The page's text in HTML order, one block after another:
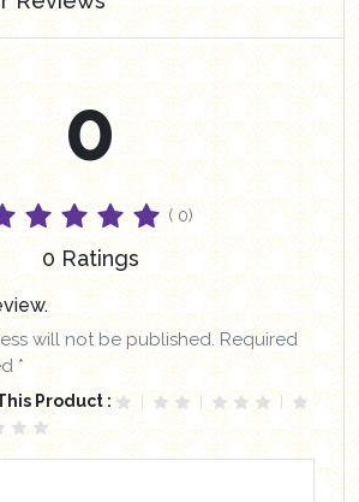
0
( 0)
0 Ratings
will not be published. Required
*
Product :